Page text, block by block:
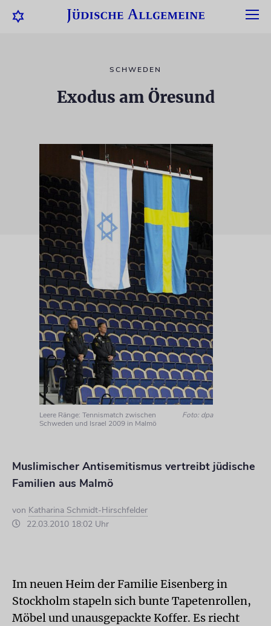
SCHWEDEN
Exodus am Öresund
Leere Ränge: Tennismatch zwischen
Schweden und Israel 2009 in Malmö
Foto: dpa
Muslimischer Antisemitismus vertreibt jüdische
Familien aus Malmö
von Katharina Schmidt-Hirschfelder
22.03.2010 18:02 Uhr
Im neuen Heim der Familie Eisenberg in
Stockholm stapeln sich bunte Tapetenrollen,
Möbel und unausgepackte Koffer. Es riecht